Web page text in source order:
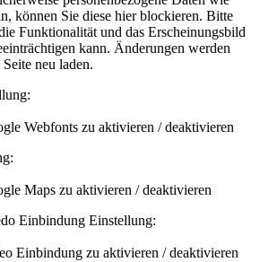
können Sie diese hier blockieren. Bitte
Funktionalität und das Erscheinungsbild
kann. Änderungen werden
neu laden.
Webfonts zu aktivieren / deaktivieren
Maps zu aktivieren / deaktivieren
Einbindung Einstellung:
Einbindung zu aktivieren / deaktivieren